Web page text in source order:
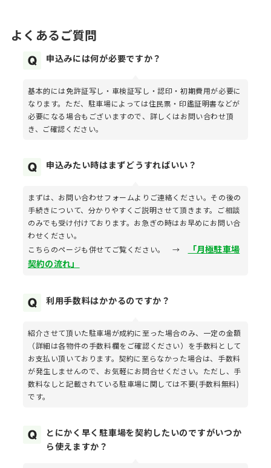
よくあるご質問
申込みには何が必要ですか？
基本的には免許証写し・車検証写し・認印・初期費用が必要に
なります。ただ、駐車場によっては住民票・印鑑証明書などが
必要になる場合もございますので、詳しくはお問い合わせ頂
き、ご確認ください。
申込みたい時はまずどうすればいい？
まずは、お問い合わせフォームよりご連絡ください。その後の
手続きについて、分かりやすくご説明させて頂きます。ご相談
のみでも受け付けております。お急ぎの時はお早めにお問い合
わせください。
こちらのページも併せてご覧ください。 →
「月極駐車場
契約の流れ」
利用手数料はかかるのですか？
紹介させて頂いた駐車場が成約に至った場合のみ、一定の金額
（詳細は各物件の手数料欄をご確認ください）を手数料として
お支払い頂いております。契約に至らなかった場合は、手数料
が発生しませんので、お気軽にお問合せください。ただし、手
数料なしと記載されている駐車場に関しては不要(手数料無料)
です。
とにかく早く駐車場を契約したいのですがいつか
ら使えますか？